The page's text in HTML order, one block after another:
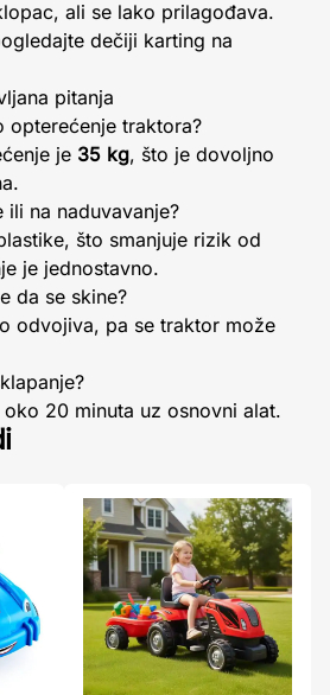
ali se lako prilagođava.
dečiji karting na
pitanja
opterećenje traktora?
je 35 kg, što je dovoljno
ili na naduvavanje?
što smanjuje rizik od
je jednostavno.
da se skine?
odvojiva, pa se traktor može
20 minuta uz osnovni alat.